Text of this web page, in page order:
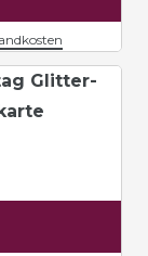
Glitter-